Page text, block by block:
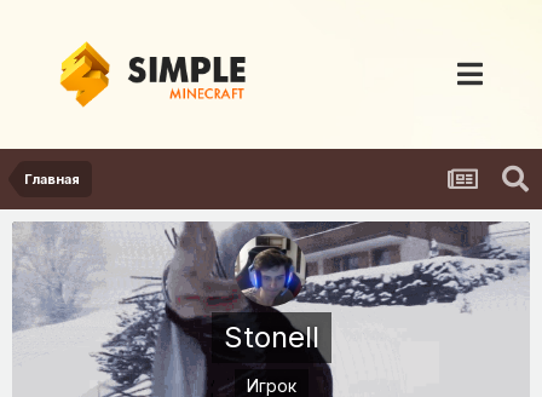
Главная
Stonell
Игрок